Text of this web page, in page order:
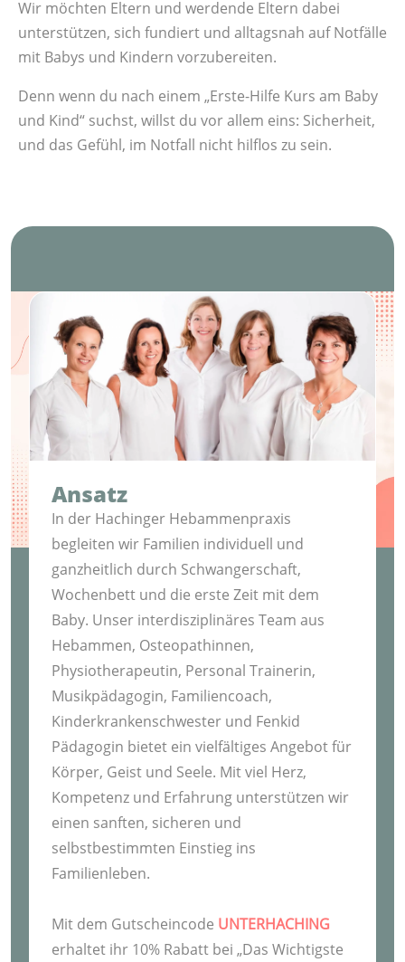
Wir möchten Eltern und werdende Eltern dabei
unterstützen, sich fundiert und alltagsnah auf Notfälle
mit Babys und Kindern vorzubereiten.
Denn wenn du nach einem „Erste-Hilfe Kurs am Baby
und Kind“ suchst, willst du vor allem eins: Sicherheit,
und das Gefühl, im Notfall nicht hilflos zu sein.
Ansatz
In der Hachinger Hebammenpraxis
begleiten wir Familien individuell und
ganzheitlich durch Schwangerschaft,
Wochenbett und die erste Zeit mit dem
Baby. Unser interdisziplinäres Team aus
Hebammen, Osteopathinnen,
Physiotherapeutin, Personal Trainerin,
Musikpädagogin, Familiencoach,
Kinderkrankenschwester und Fenkid
Pädagogin bietet ein vielfältiges Angebot für
Körper, Geist und Seele. Mit viel Herz,
Kompetenz und Erfahrung unterstützen wir
einen sanften, sicheren und
selbstbestimmten Einstieg ins
Familienleben.
Mit dem Gutscheincode UNTERHACHING
erhaltet ihr 10% Rabatt bei „Das Wichtigste